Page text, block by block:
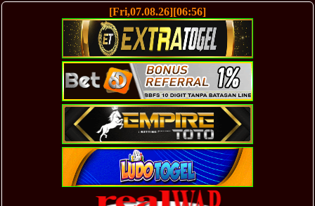
[Fri,07.08.26][06:56]